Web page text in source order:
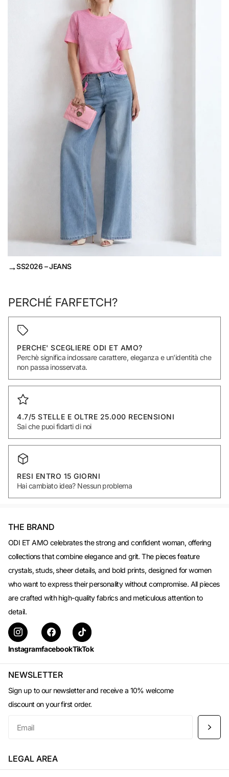
→SS2026 – JEANS
PERCHÉ FARFETCH?
PERCHE' SCEGLIERE ODI ET AMO?
Perchè significa indossare carattere, eleganza e un’identità che
non passa inosservata.
4.7/5 STELLE E OLTRE 25.000 RECENSIONI
Sai che puoi fidarti di noi
RESI ENTRO 15 GIORNI
Hai cambiato idea? Nessun problema
THE BRAND
ODI ET AMO celebrates the strong and confident woman, offering
collections that combine elegance and grit. The pieces feature
crystals, studs, sheer details, and bold prints, designed for women
who want to express their personality without compromise. All pieces
are crafted with high-quality fabrics and meticulous attention to
detail.
InstagramfacebookTikTok
NEWSLETTER
Sign up to our newsletter and receive a 10% welcome
discount on your first order.
LEGAL AREA